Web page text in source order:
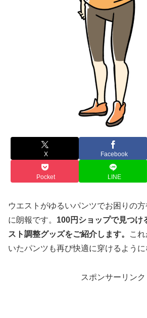
X Facebook
Pocket LINE
ウエストがゆるいパンツでお困りの
に朗報です。 100円ショップで見つけ
スト調整グッズをご紹介します。
こ
いたパンツも再び快適に穿けるように
スポンサーリンク